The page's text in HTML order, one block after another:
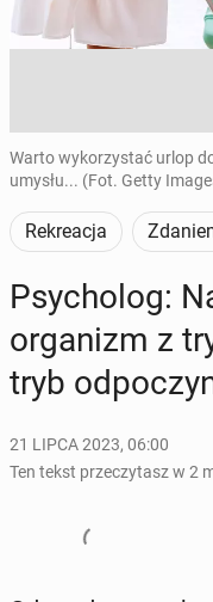
Warto wykorzystać urlop
umysłu... (Fot. Getty
Rekreacja
Psy­cho­log:
or­ga­nizm z
tryb
21 LIPCA 2023, 06:00
Ten tekst przeczytasz w 2